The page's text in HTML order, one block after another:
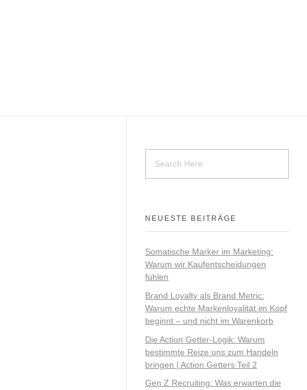
NEUESTE BEITRÄGE
Somatische Marker im Marketing:
Warum wir Kaufentscheidungen
fühlen
Brand Loyalty als Brand Metric:
Warum echte Markenloyalität im Kopf
beginnt – und nicht im Warenkorb
Die Action Getter-Logik: Warum
bestimmte Reize uns zum Handeln
bringen | Action Getters Teil 2
Gen Z Recruiting: Was erwarten die